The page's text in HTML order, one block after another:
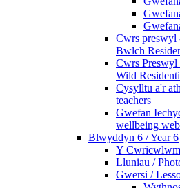
Cwrs preswyl
Bwlch
Cwrs
Wild
Cysylltu a'r
teachers
Gwefan
wellbeing
Blwyddyn 6 / Year 6
Y
Lluniau /
Gwersi /